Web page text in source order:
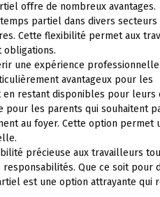
offre de nombreux avantages.
partiel dans divers
Cette flexibilité permet aux
obligations.
une expérience
avantageux pour les
restant disponibles pour leurs
les parents qui souhaitent
au foyer. Cette option permet
précieuse aux travailleurs
Que ce soit pour
est une option attrayante qui